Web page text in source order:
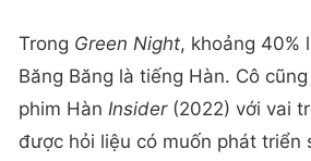
Trong Green Night, khoảng 40%
Băng Băng là tiếng Hàn. Cô
phim Hàn Insider(2022) với vai
được hỏi liệu có muốn phát triển